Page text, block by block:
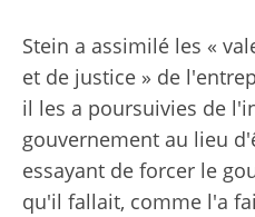
Stein a assimilé les «
et de justice » de
il les a poursuivies de
gouvernement au lieu
essayant de forcer le
qu'il fallait, comme l'a